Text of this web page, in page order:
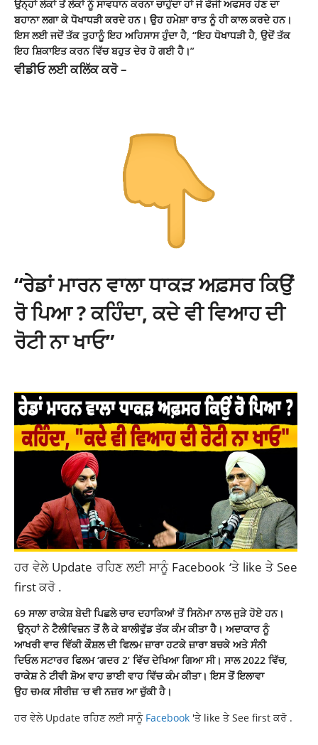
ਉਨ੍ਹਾਂ ਲੋਕਾਂ ਤੋਂ ਲੋਕਾਂ ਨੂੰ ਸਾਵਧਾਨ ਕਰਨਾ ਚਾਹੁੰਦਾ ਹਾਂ ਜੋ ਫੌਜੀ ਅਫਸਰ ਹੋਣ ਦਾ
ਬਹਾਨਾ ਲਗਾ ਕੇ ਧੋਖਾਧੜੀ ਕਰਦੇ ਹਨ। ਉਹ ਹਮੇਸ਼ਾ ਰਾਤ ਨੂੰ ਹੀ ਕਾਲ ਕਰਦੇ ਹਨ।
ਇਸ ਲਈ ਜਦੋਂ ਤੱਕ ਤੁਹਾਨੂੰ ਇਹ ਅਹਿਸਾਸ ਹੁੰਦਾ ਹੈ, “ਇਹ ਧੋਖਾਧੜੀ ਹੈ, ਉਦੋਂ ਤੱਕ
ਇਹ ਸ਼ਿਕਾਇਤ ਕਰਨ ਵਿੱਚ ਬਹੁਤ ਦੇਰ ਹੋ ਗਈ ਹੈ।”
ਵੀਡੀਓ ਲਈ ਕਲਿੱਕ ਕਰੋ –
“ਰੇਡਾਂ ਮਾਰਨ ਵਾਲਾ ਧਾਕੜ ਅਫ਼ਸਰ ਕਿਉਂ
ਰੋ ਪਿਆ ? ਕਹਿੰਦਾ, ਕਦੇ ਵੀ ਵਿਆਹ ਦੀ
ਰੋਟੀ ਨਾ ਖਾਓ”
ਹਰ ਵੇਲੇ Update ਰਹਿਣ ਲਈ ਸਾਨੂੰ Facebook ‘ਤੇ like ਤੇ See
first ਕਰੋ .
69 ਸਾਲਾ ਰਾਕੇਸ਼ ਬੇਦੀ ਪਿਛਲੇ ਚਾਰ ਦਹਾਕਿਆਂ ਤੋਂ ਸਿਨੇਮਾ ਨਾਲ ਜੁੜੇ ਹੋਏ ਹਨ।
ਉਨ੍ਹਾਂ ਨੇ ਟੈਲੀਵਿਜ਼ਨ ਤੋਂ ਲੈ ਕੇ ਬਾਲੀਵੁੱਡ ਤੱਕ ਕੰਮ ਕੀਤਾ ਹੈ। ਅਦਾਕਾਰ ਨੂੰ
ਆਖਰੀ ਵਾਰ ਵਿੱਕੀ ਕੌਸ਼ਲ ਦੀ ਫਿਲਮ ਜ਼ਾਰਾ ਹਟਕੇ ਜ਼ਾਰਾ ਬਚਕੇ ਅਤੇ ਸੰਨੀ
ਦਿਓਲ ਸਟਾਰਰ ਫਿਲਮ ‘ਗਦਰ 2’ ਵਿੱਚ ਦੇਖਿਆ ਗਿਆ ਸੀ। ਸਾਲ 2022 ਵਿੱਚ,
ਰਾਕੇਸ਼ ਨੇ ਟੀਵੀ ਸ਼ੋਅ ਵਾਹ ਭਾਈ ਵਾਹ ਵਿੱਚ ਕੰਮ ਕੀਤਾ। ਇਸ ਤੋਂ ਇਲਾਵਾ
ਉਹ ਚਮਕ ਸੀਰੀਜ਼ ‘ਚ ਵੀ ਨਜ਼ਰ ਆ ਚੁੱਕੀ ਹੈ।
ਹਰ ਵੇਲੇ Update ਰਹਿਣ ਲਈ ਸਾਨੂੰ Facebook 'ਤੇ like ਤੇ See first ਕਰੋ .